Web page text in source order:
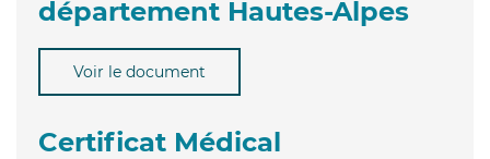
département Hautes-Alpes
Voir le document
Certificat Médical